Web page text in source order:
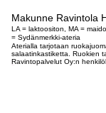
Makunne Ravintola
LA = laktoositon, MA =
= Sydänmerkki-ateria
Aterialla tarjotaan
salaatinkastiketta. Ruokien
Ravintopalvelut Oy:n